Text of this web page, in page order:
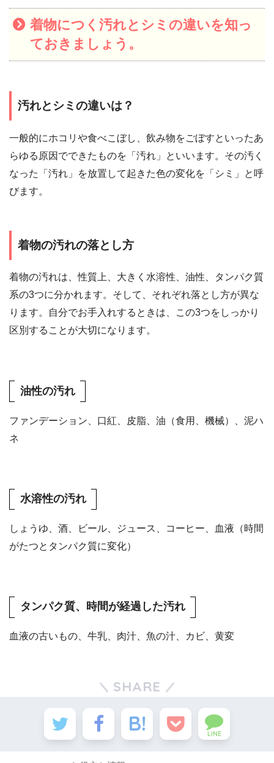
着物につく汚れとシミの違いを知っ
ておきましょう。
汚れとシミの違いは？
一般的にホコリや食べこぼし、飲み物をごぼすといったあ
らゆる原因でできたものを「汚れ」といいます。その汚く
なった「汚れ」を放置して起きた色の変化を「シミ」と呼
びます。
着物の汚れの落とし方
着物の汚れは、性質上、大きく水溶性、油性、タンパク質
系の3つに分かれます。そして、それぞれ落とし方が異な
ります。自分でお手入れするときは、この3つをしっかり
区別することが大切になります。
油性の汚れ
ファンデーション、口紅、皮脂、油（食用、機械）、泥ハ
ネ
水溶性の汚れ
しょうゆ、酒、ビール、ジュース、コーヒー、血液（時間
がたつとタンパク質に変化）
タンパク質、時間が経過した汚れ
血液の古いもの、牛乳、肉汁、魚の汁、カビ、黄変
SHARE
LINE